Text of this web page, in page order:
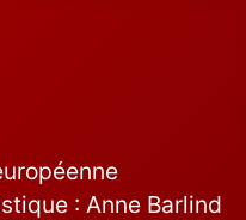
: Anne Barlind